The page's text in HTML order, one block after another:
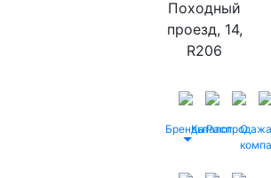
Походный
проезд, 14,
R206
БрендыКаталог
Распродажа
О